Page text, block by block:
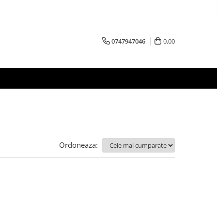
0747947046 0,00
Ordoneaza: